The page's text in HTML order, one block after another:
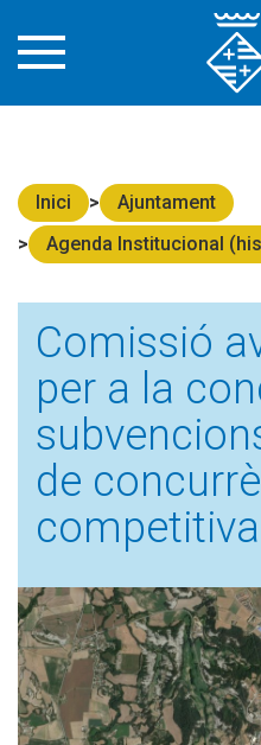
Inici
Ajuntament
Agenda Institucional
Comissió
per a la
de